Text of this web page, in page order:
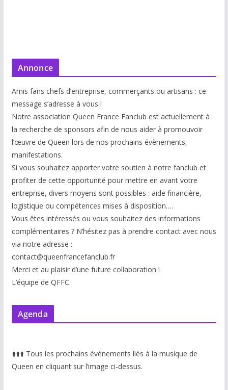
Annonce
Amis fans chefs d’entreprise, commerçants ou artisans : ce
message s’adresse à vous !
Notre association Queen France Fanclub est actuellement à
la recherche de sponsors afin de nous aider à promouvoir
l’œuvre de Queen lors de nos prochains évènements,
manifestations.
Si vous souhaitez apporter votre soutien à notre fanclub et
profiter de cette opportunité pour mettre en avant votre
entreprise, divers moyens sont possibles : aide financière,
logistique ou compétences mises à disposition….
Vous êtes intéressés ou vous souhaitez des informations
complémentaires ? N’hésitez pas à prendre contact avec nous
via notre adresse :
contact@queenfrancefanclub.fr
Merci et au plaisir d’une future collaboration !
L’équipe de QFFC.
Agenda
⬆️⬆️⬆️ Tous les prochains événements liés à la musique de
Queen en cliquant sur l’image ci-dessus.